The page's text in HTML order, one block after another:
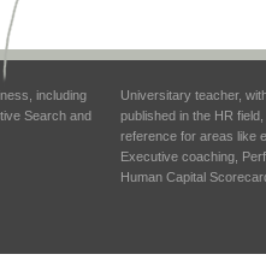
including
Search and
Universitary teacher,
published in the HR
reference for areas like
Executive coaching,
Human Capital